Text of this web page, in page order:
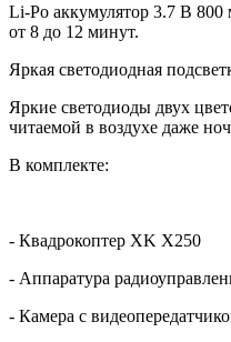
Li-Po аккумулятор 3.7 В 800
от 8 до 12 минут.
Яркая светодиодная
Яркие светодиоды двух
читаемой в воздухе даже
В комплекте:
- Квадрокоптер XK X250
- Аппаратура
- Камера с